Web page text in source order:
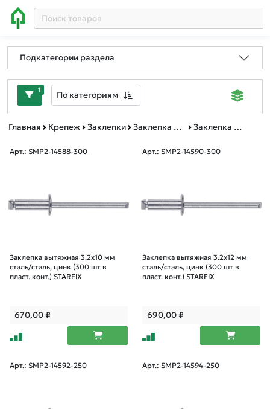
Подкатегории раздела
1 По категориям
Главная Крепеж Заклепки Заклепка вытяжная сталь/сталь, цинк Заклепка вытяжная сталь/сталь, цинк пластиковый контейнер
Арт.: SMP2-14588-300
Заклепка вытяжная 3.2х10 мм
сталь/сталь, цинк (300 шт в
пласт. конт.) STARFIX
670,00₽
Арт.: SMP2-14590-300
Заклепка вытяжная 3.2х12 мм
сталь/сталь, цинк (300 шт в
пласт. конт.) STARFIX
690,00₽
Арт.: SMP2-14592-250 Арт.: SMP2-14594-250